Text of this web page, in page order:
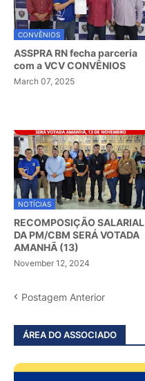
CONVÊNIOS
ASSPRA RN fecha parceria
com a VCV CONVÊNIOS
March 07, 2025
NOTÍCIAS
RECOMPOSIÇÃO SALARIAL
DA PM/CBM SERÁ VOTADA
AMANHÃ (13)
November 12, 2024
Postagem Anterior
ÁREA DO ASSOCIADO